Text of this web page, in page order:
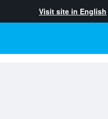
Visit site in English